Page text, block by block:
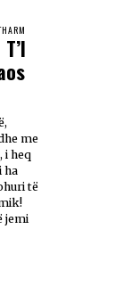
me
i heq
ha
të
jemi